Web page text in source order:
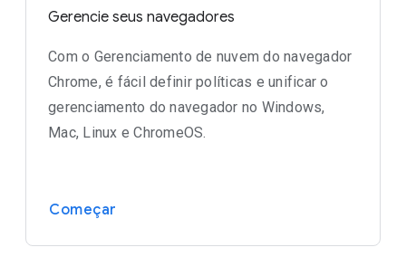
Gerencie seus navegadores
Com o Gerenciamento de nuvem do navegador
Chrome, é fácil definir políticas e unificar o
gerenciamento do navegador no Windows,
Mac, Linux e ChromeOS.
Começar